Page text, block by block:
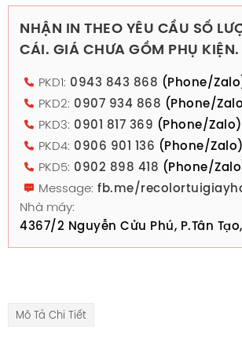
NHẬN IN THEO YÊU CẦU SỐ
CÁI. GIÁ CHƯA GỒM PHỤ KIỆN.
PKD1: 0943 843 868 (Phone/
PKD2: 0907 934 868 (Phone/
PKD3: 0901 817 369 (Phone/Zalo)
PKD4: 0906 901 136 (Phone/Zalo)
PKD5: 0902 898 418 (Phone/
Message: fb.me/
Nhà máy:
4367/2 Nguyễn Cửu Phú, P.Tân
Mô Tả Chi Tiết